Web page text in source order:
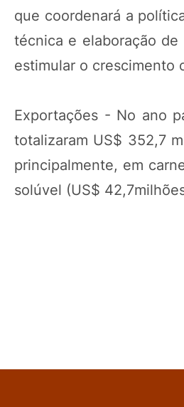
que coordenará a
técnica e elaboração de
estimular o crescimento
Exportações - No ano
totalizaram US$ 352,7
principalmente, em
solúvel (US$